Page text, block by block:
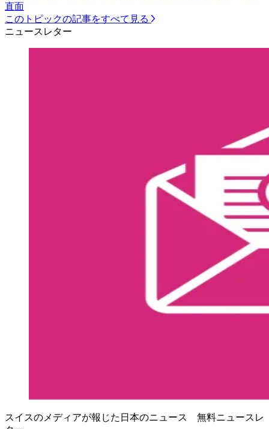
直面
このトピックの記事をすべて見る
ニュースレター
スイスのメディアが報じた日本のニュース 無料ニュースレ